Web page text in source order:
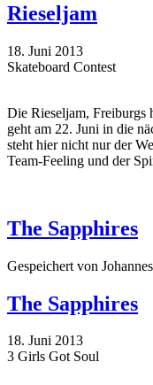
Rieseljam
18. Juni 2013
Skateboard Contest
Die Rieseljam, Freiburgs
geht am 22. Juni in die
steht hier nicht nur der
Team-Feeling und der
The Sapphires
Gespeichert von
The Sapphires
18. Juni 2013
3 Girls Got Soul